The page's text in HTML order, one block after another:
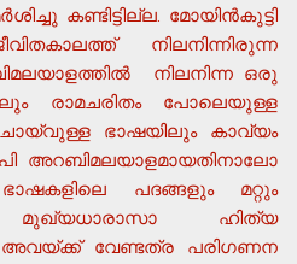
കണ്ടിട്ടില്ല. മോയിന്‍കുട്ടി
നിലനിന്നിരുന്ന
നിലനിന്ന ഒരു
രാമചരിതം പോലെയുള്ള
ഭാഷയിലും കാവ്യം
അറബിമലയാളമായതിനാലോ
പദങ്ങളും മറ്റും
മുഖ്യധാരാസാ ഹിത്യ
അവയ്ക്ക് വേണ്ടത്ര പരിഗണന